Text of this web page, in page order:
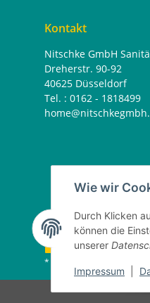
Wie wir
Durch Klicken
können die
unserer
Impressum
Kontakt
Nitschke GmbH
Dreherstr. 90-92
40625 Düsseldorf
Tel. : 0162 - 1818499
Vertrag
* Alle Preise inkl.